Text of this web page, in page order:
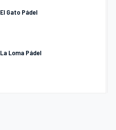
El Gato Pádel
La Loma Pádel